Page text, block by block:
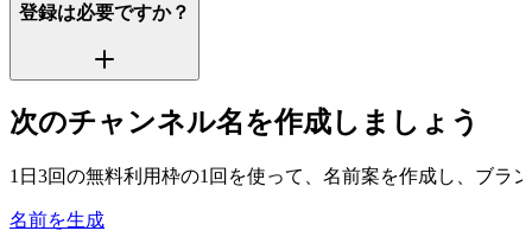
登録は必要ですか？
次のチャンネル名を作成しましょう
1日3回の無料利用枠の1回を使って、名前案を作成し、ブラ
名前を生成